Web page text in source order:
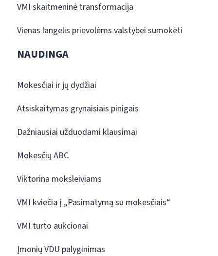
VMI skaitmeninė transformacija
Vienas langelis prievolėms valstybei sumokėti
NAUDINGA
Mokesčiai ir jų dydžiai
Atsiskaitymas grynaisiais pinigais
Dažniausiai užduodami klausimai
Mokesčių ABC
Viktorina moksleiviams
VMI kviečia į „Pasimatymą su mokesčiais“
VMI turto aukcionai
Įmonių VDU palyginimas